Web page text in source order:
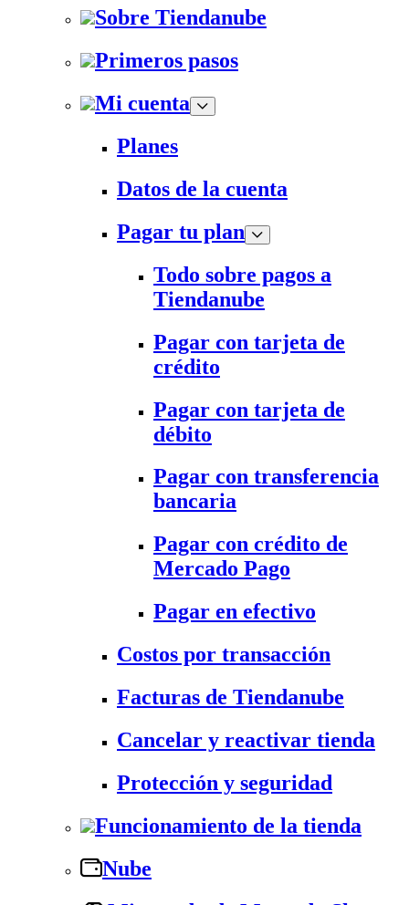
Sobre Tiendanube
Primeros pasos
Mi cuenta
Planes
Datos de la cuenta
Pagar tu plan
Todo sobre pagos a
Tiendanube
Pagar con tarjeta de
crédito
Pagar con tarjeta de
débito
Pagar con transferencia
bancaria
Pagar con crédito de
Mercado Pago
Pagar en efectivo
Costos por transacción
Facturas de Tiendanube
Cancelar y reactivar tienda
Protección y seguridad
Funcionamiento de la tienda
Nube